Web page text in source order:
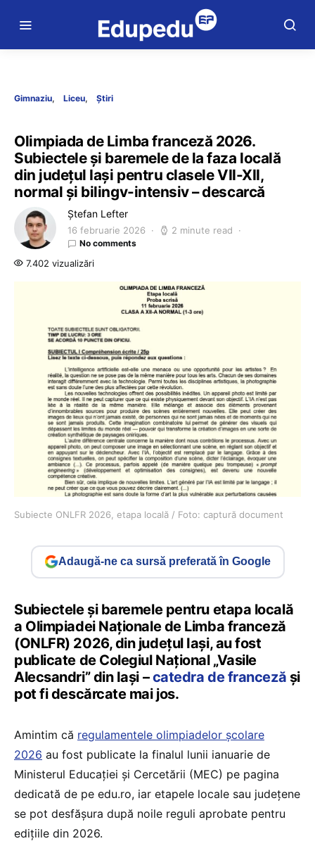
Gimnaziu Liceu Știri
Olimpiada de Limba franceză 2026.
Subiectele și baremele de la faza locală
din județul Iași pentru clasele VII-XII,
normal și bilingv-intensiv – descarcă
Ștefan Lefter
16 februarie 2026 2 minute read
No comments
7.402 vizualizări
Subiecte ONLFR 2026, etapa locală / Foto: captură document
Adaugă-ne ca sursă preferată în Google
Subiectele și baremele pentru etapa locală
a Olimpiadei Naționale de Limba franceză
(ONLFR) 2026, din județul Iași, au fost
publicate de Colegiul Național „Vasile
Alecsandri” din Iași –catedra de franceză și
pot fi descărcate mai jos.
Amintim că regulamentele olimpiadelor școlare
2026 au fost publicate la finalul lunii ianuarie de
Ministerul Educației și Cercetării (MEC) pe pagina
dedicată de pe edu.ro, iar etapele locale sau județene
se pot desfășura după noile reguli aprobate pentru
edițiile din 2026.